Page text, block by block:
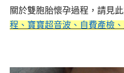
關於雙胞胎懷孕過程，請見此
程、寶寶超音波、自費產檢